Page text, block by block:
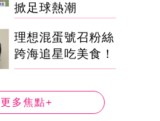
掀足球熱潮
理想混蛋號召粉絲
跨海追星吃美食！
更多焦點+